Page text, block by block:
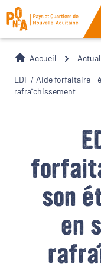
Accueil
EDF / Aide forfaitaire -
rafraîchissement
son
en